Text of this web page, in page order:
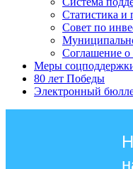
Статистика и
Совет по
Соглашение о
Меры
80 лет Победы
Электронный